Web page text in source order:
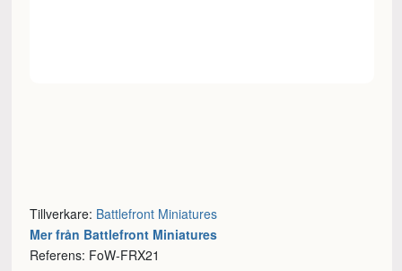
Tillverkare: Battlefront Miniatures
Mer från Battlefront Miniatures
Referens: FoW-FRX21